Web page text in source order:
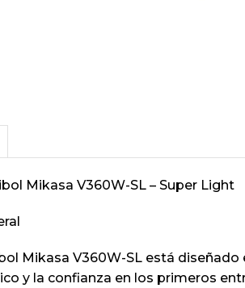
Mikasa V360W-SL – Super Light
Mikasa V360W-SL está
y la confianza en los primeros